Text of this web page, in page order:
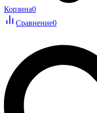
Корзина0
Сравнение0